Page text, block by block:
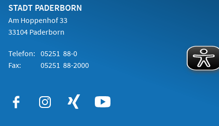
STADT PADERBORN
Am Hoppenhof 33
33104 Paderborn
Telefon: 05251 88-0
Fax:
05251 88-2000